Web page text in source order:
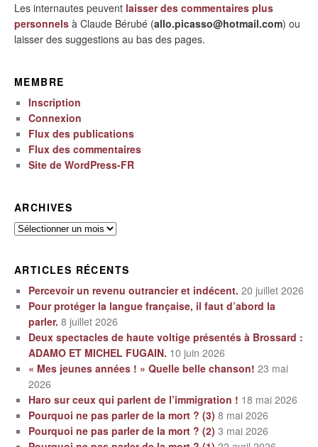
Les internautes peuvent laisser des commentaires plus
personnels à Claude Bérubé (allo.picasso@hotmail.com) ou
laisser des suggestions au bas des pages.
MEMBRE
Inscription
Connexion
Flux des publications
Flux des commentaires
Site de WordPress-FR
ARCHIVES
Archives
ARTICLES RÉCENTS
Percevoir un revenu outrancier et indécent. 20 juillet 2026
Pour protéger la langue française, il faut d’abord la
parler. 8 juillet 2026
Deux spectacles de haute voltige présentés à Brossard :
ADAMO ET MICHEL FUGAIN. 10 juin 2026
« Mes jeunes années ! » Quelle belle chanson! 23 mai
2026
Haro sur ceux qui parlent de l’immigration ! 18 mai 2026
Pourquoi ne pas parler de la mort ? (3) 8 mai 2026
Pourquoi ne pas parler de la mort ? (2) 3 mai 2026